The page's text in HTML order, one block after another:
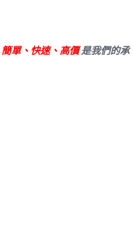
簡單、快速、高價是我們的承